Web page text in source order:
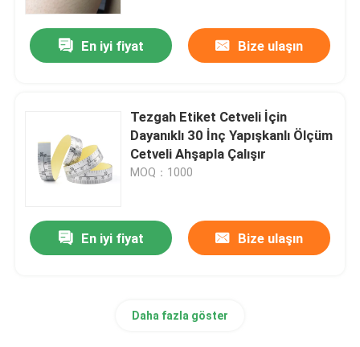
Fabrika turu
Bize Ulaşın
Bir teklif isteği
Giyim Mezura
En iyi fiyat Bize ulaşın
Tezgah Etiket Cetveli İçin
Dayanıklı 30 İnç Yapışkanlı Ölçüm
Cetveli Ahşapla Çalışır
MOQ：1000
En iyi fiyat Bize ulaşın
Daha fazla göster